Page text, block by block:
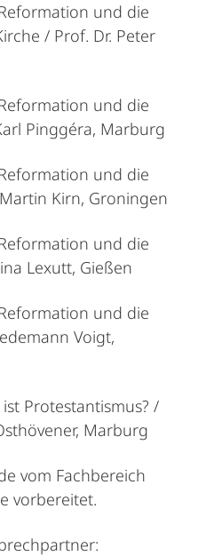
und die
/ Prof. Dr. Peter
und die
Pinggéra, Marburg
und die
Kirn, Groningen
und die
Lexutt, Gießen
und die
Voigt,
/
Marburg
vom Fachbereich
vorbereitet.